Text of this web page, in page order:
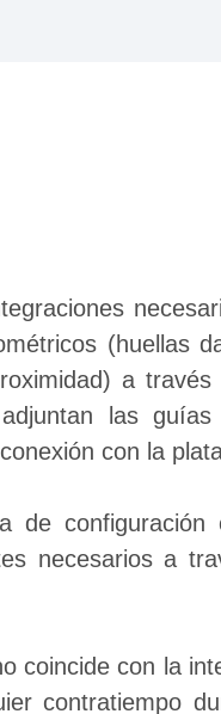
(huellas
a través
las guías
con la
de configuración
necesarios a
coincide con la